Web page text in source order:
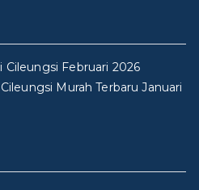
Cileungsi Februari 2026
Murah Terbaru Januari